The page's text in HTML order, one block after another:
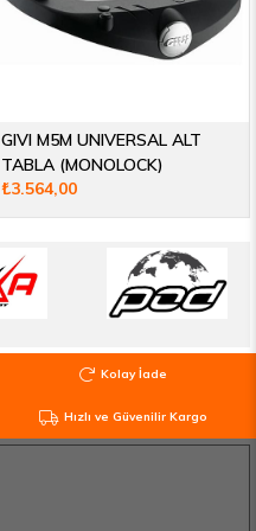
GIVI M5M UNIVERSAL ALT
TABLA (MONOLOCK)
₺3.564,00
Kolay İade
Hızlı ve Güvenilir Kargo